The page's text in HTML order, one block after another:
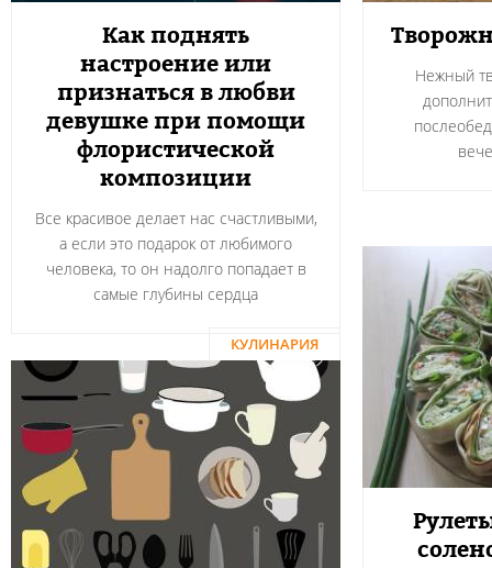
Как поднять
настроение или
признаться в любви
девушке при помощи
флористической
композиции
Все красивое делает нас счастливыми,
а если это подарок от любимого
человека, то он надолго попадает в
самые глубины сердца
Нежный
КУЛИНАРИЯ